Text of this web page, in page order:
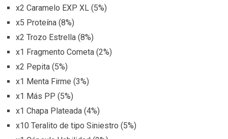
x2 Caramelo EXP XL (5%)
x5 Proteína (8%)
x2 Trozo Estrella (8%)
x1 Fragmento Cometa (2%)
x2 Pepita (5%)
x1 Menta Firme (3%)
x1 Más PP (5%)
x1 Chapa Plateada (4%)
x10 Teralito de tipo Siniestro (5%)